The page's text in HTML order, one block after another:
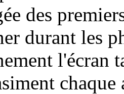
des
durant les
l'écran